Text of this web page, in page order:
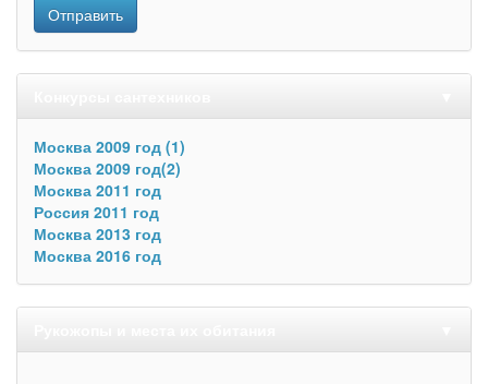
Отправить
Москва 2009 год (1)
Москва 2009 год(2)
Москва 2011 год
Россия 2011 год
Москва 2013 год
Москва 2016 год